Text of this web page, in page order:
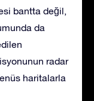
bantta değil,
da
radar
haritalarla